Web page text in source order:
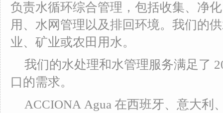
负责水循环综合管理，包括收集、净
用、水网管理以及排回环境。我们的
业、矿业或农田用水。
我们的水处理和水管理服务满足了
口的需求。
ACCIONA Agua 在西班牙、意大利